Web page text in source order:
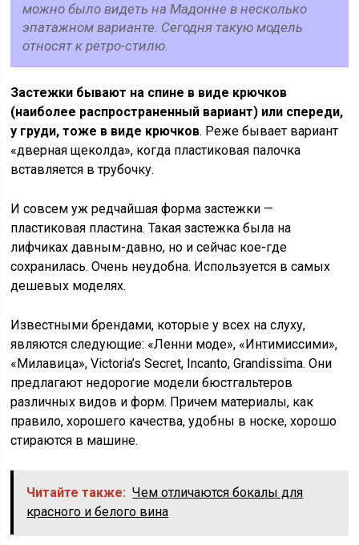
можно было видеть на Мадонне в несколько
эпатажном варианте. Сегодня такую модель
относят к ретро-стилю.
Застежки бывают на спине в виде крючков
(наиболее распространенный вариант) или спереди,
у груди, тоже в виде крючков. Реже бывает вариант
«дверная щеколда», когда пластиковая палочка
вставляется в трубочку.
И совсем уж редчайшая форма застежки —
пластиковая пластина. Такая застежка была на
лифчиках давным-давно, но и сейчас кое-где
сохранилась. Очень неудобна. Используется в самых
дешевых моделях.
Известными брендами, которые у всех на слуху,
являются следующие: «Ленни моде», «Интимиссими»,
«Милавица», Victoria’s Secret, Incanto, Grandissima. Они
предлагают недорогие модели бюстгальтеров
различных видов и форм. Причем материалы, как
правило, хорошего качества, удобны в носке, хорошо
стираются в машине.
Читайте также: Чем отличаются бокалы для
красного и белого вина